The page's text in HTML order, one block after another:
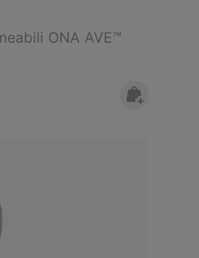
ONA AVE™